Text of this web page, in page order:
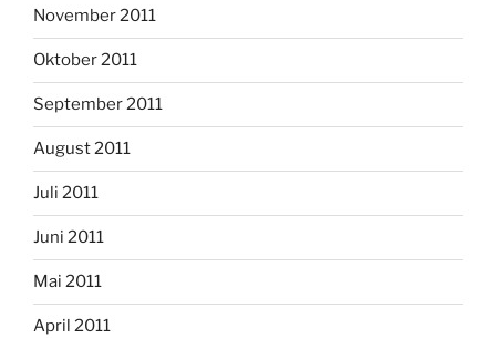
November 2011
Oktober 2011
September 2011
August 2011
Juli 2011
Juni 2011
Mai 2011
April 2011